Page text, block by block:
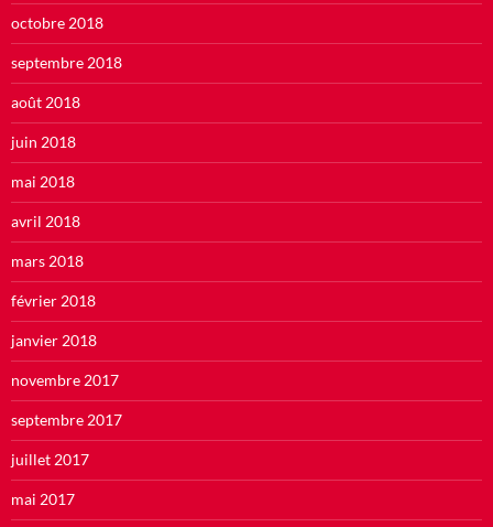
octobre 2018
septembre 2018
août 2018
juin 2018
mai 2018
avril 2018
mars 2018
février 2018
janvier 2018
novembre 2017
septembre 2017
juillet 2017
mai 2017